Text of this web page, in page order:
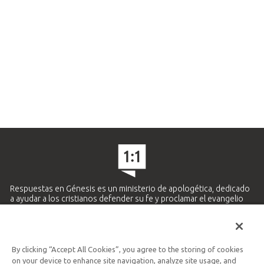
Respuestas en Génesis es un ministerio de apologética, dedicado
a ayudar a los cristianos defender su fe y proclamar el evangelio
Ministerio Hispano y Latinoamericano
By clicking “Accept All Cookies”, you agree to the storing of cookies
on your device to enhance site navigation, analyze site usage, and